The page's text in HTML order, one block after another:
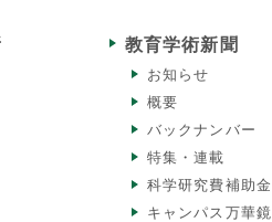
教育学術新聞
お知らせ
概要
バックナンバー
特集・連載
科学研究費補助金
キャンパス万華鏡